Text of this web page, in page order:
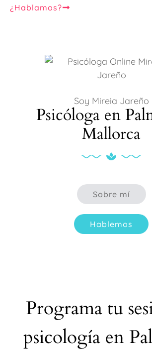
¿Hablamos?
Soy Mireia Jareño
Psicóloga en
Mallorca
Sobre mí
Hablemos
Programa tu
psicología en